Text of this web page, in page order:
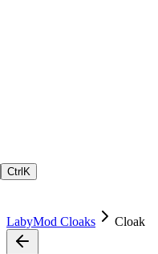
Ctrl K
LabyMod Cloaks Cloak